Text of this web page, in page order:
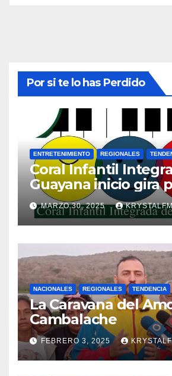
Por si te lo has Perdido
ENTRETENIMIENTO REGIONALES
Coral Infantil
Guayana inicio gira
MARZO 30, 2025
NACIONALES REGIONALES TENDENCIA
La Caravana del
Cambalache
FEBRERO 3, 2025